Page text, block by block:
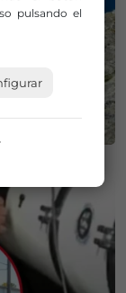
Cantábrico
pulsando el